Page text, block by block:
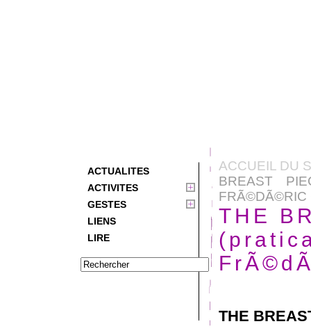
ACTUALITES
ACTIVITES
GESTES
LIENS
LIRE
ACCUEIL DU
BREAST
FRÃ©DÃ©RIC
THE
THE